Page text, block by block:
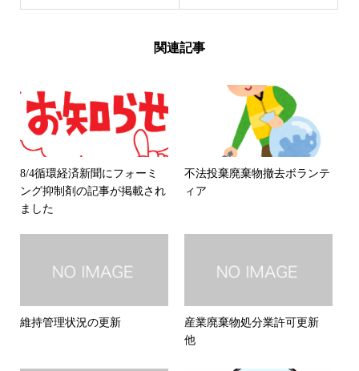
関連記事
8/4循環経済新聞にフォーミ
ング抑制剤の記事が掲載され
ました
不法投棄廃棄物撤去ボランテ
ィア
維持管理状況の更新
産業廃棄物処分業許可更新
他